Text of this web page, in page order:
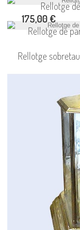
Rellotge
Rellotge de
175,00 €
Rellotge